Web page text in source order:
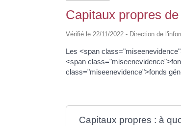
Capitaux propres
Vérifié le 22/11/2022 - Direction de
Les <span
<span
class="miseenevidence">fonds
Capitaux propres : à